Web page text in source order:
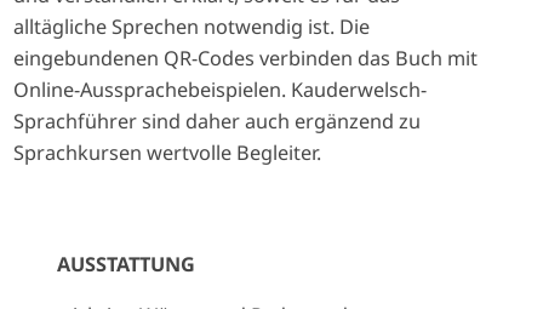
alltägliche Sprechen notwendig ist. Die
eingebundenen QR-Codes verbinden das Buch mit
Online-Aussprachebeispielen. Kauderwelsch-
Sprachführer sind daher auch ergänzend zu
Sprachkursen wertvolle Begleiter.
AUSSTATTUNG